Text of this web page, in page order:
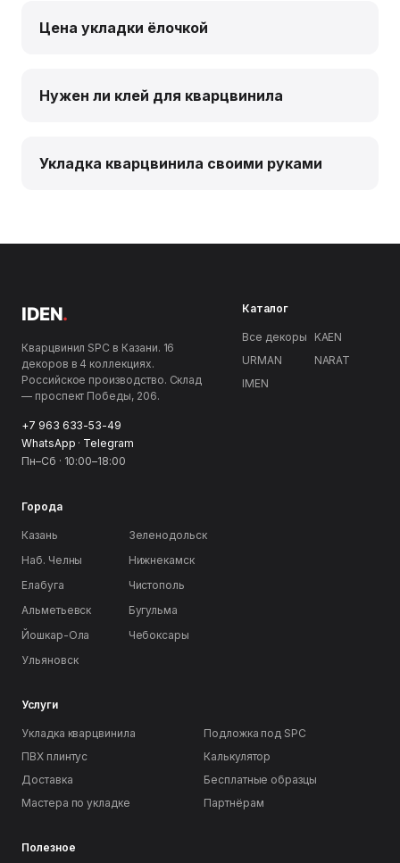
Цена укладки ёлочкой
Нужен ли клей для кварцвинила
Укладка кварцвинила своими руками
IDEN.
Кварцвинил SPC в Казани. 16
декоров в 4 коллекциях.
Российское производство. Склад
— проспект Победы, 206.
+7 963 633-53-49
WhatsApp · Telegram
Пн–Сб · 10:00–18:00
Каталог
Все декоры
KAEN
URMAN
NARAT
IMEN
Города
Казань
Зеленодольск
Наб. Челны
Нижнекамск
Елабуга
Чистополь
Альметьевск
Бугульма
Йошкар-Ола
Чебоксары
Ульяновск
Услуги
Укладка кварцвинила
Подложка под SPC
ПВХ плинтус
Калькулятор
Доставка
Бесплатные образцы
Мастера по укладке
Партнёрам
Полезное